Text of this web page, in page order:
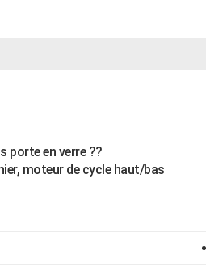
porte en verre ??
moteur de cycle haut/bas